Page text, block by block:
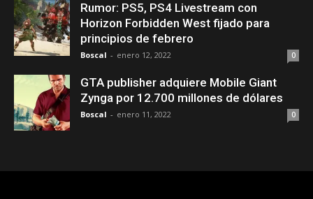
Rumor: PS5, PS4 Livestream con
Horizon Forbidden West fijado para
principios de febrero
Boscal - enero 12, 2022 0
GTA publisher adquiere Mobile Giant
Zynga por 12.700 millones de dólares
Boscal - enero 11, 2022 0